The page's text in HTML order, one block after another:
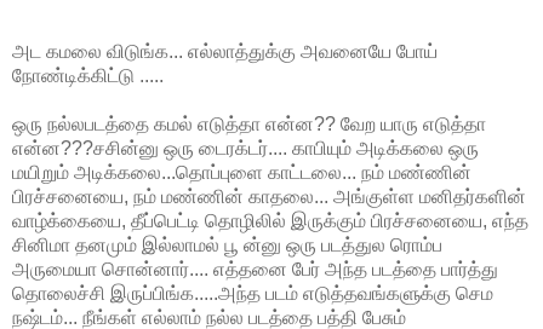
அட கமலை விடுங்க... எல்லாத்துக்கு அவனையே போய்
நோண்டிக்கிட்டு .....
ஒரு நல்லபடத்தை கமல் எடுத்தா என்ன?? வேற யாரு எடுத்தா
என்ன???சசின்னு ஒரு டைரக்டர்.... காபியும் அடிக்கலை ஒரு
மயிறும் அடிக்கலை...தொப்புளை காட்டலை... நம் மண்ணின்
பிரச்சனையை, நம் மண்ணின் காதலை... அங்குள்ள மனிதர்களின்
வாழ்க்கையை, தீப்பெட்டி தொழிலில் இருக்கும் பிரச்சனையை, எந்த
சினிமா தனமும் இல்லாமல் பூ ன்னு ஒரு படத்துல ரொம்ப
அருமையா சொன்னார்.... எத்தனை பேர் அந்த படத்தை பார்த்து
தொலைச்சி இருப்பிங்க.....அந்த படம் எடுத்தவங்களுக்கு செம
நஷ்டம்... நீங்கள் எல்லாம் நல்ல படத்தை பத்தி பேசும்